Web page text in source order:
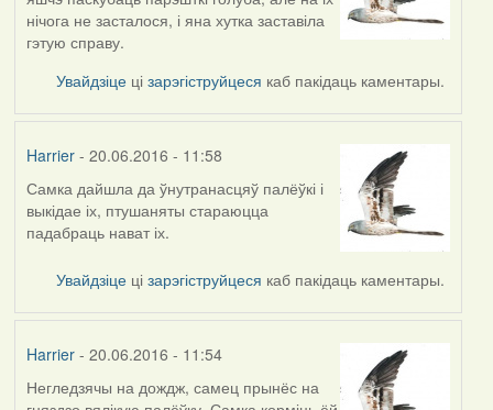
нічога не засталося, і яна хутка заставіла
гэтую справу.
Увайдзіце цізарэгіструйцеся каб пакідаць каментары.
Harrier- 20.06.2016 - 11:58
Самка дайшла да ўнутранасцяў палёўкі і
выкідае іх, птушаняты стараюцца
падабраць нават іх.
Увайдзіце цізарэгіструйцеся каб пакідаць каментары.
Harrier- 20.06.2016 - 11:54
Негледзячы на дождж, самец прынёс на